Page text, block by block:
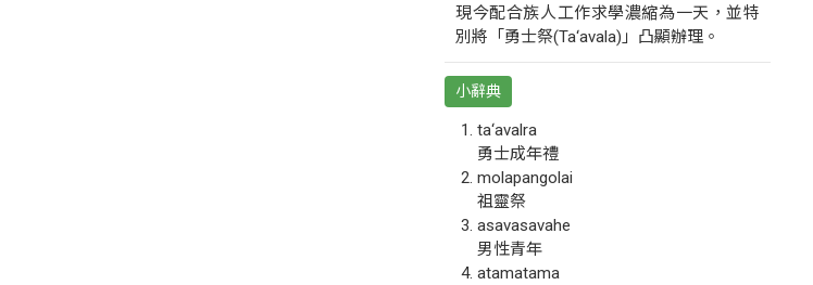
現今配合族人工作求學濃縮為一天，並特
別將「勇士祭(Ta‘avala)」凸顯辦理。
小辭典
ta‘avalra
勇士成年禮
molapangolai
祖靈祭
asavasavahe
男性青年
atamatama